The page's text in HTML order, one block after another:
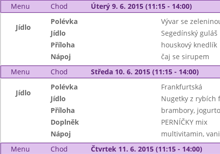
Menu
Chod Úterý 9. 6. 2015 (11:15 - 14:00)
Jídlo
Polévka
Vývar se
Jídlo
Segedínský guláš
Příloha
houskový knedlík
Nápoj
čaj se sirupem
Menu
Chod Středa 10. 6. 2015 (11:15 - 14:00)
Jídlo
Polévka
Frankfurtská
Jídlo
Nugetky z rybích
Příloha
brambory,
Doplněk
PERNÍČKY mix
Nápoj
multivitamin,
Menu
Chod Čtvrtek 11. 6. 2015 (11:15 - 14:00)